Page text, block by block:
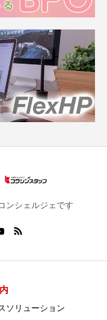
ンシェルジェです
ソリューション